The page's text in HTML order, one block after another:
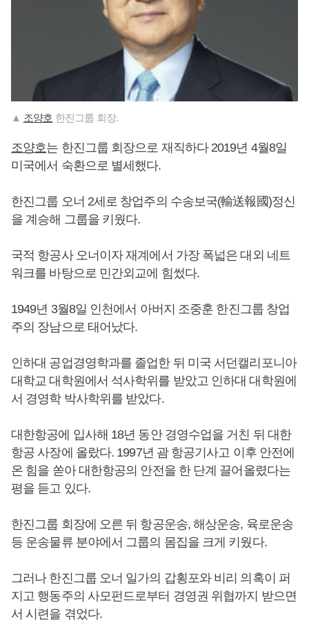
▲ 조양호 한진그룹 회장.
조양호는 한진그룹 회장으로 재직하다 2019년 4월8일
미국에서 숙환으로 별세했다.
한진그룹 오너 2세로 창업주의 수송보국(輸送報國)정신
을 계승해 그룹을 키웠다.
국적 항공사 오너이자 재계에서 가장 폭넓은 대외 네트
워크를 바탕으로 민간외교에 힘썼다.
1949년 3월8일 인천에서 아버지 조중훈 한진그룹 창업
주의 장남으로 태어났다.
인하대 공업경영학과를 졸업한 뒤 미국 서던캘리포니아
대학교 대학원에서 석사학위를 받았고 인하대 대학원에
서 경영학 박사학위를 받았다.
대한항공에 입사해 18년 동안 경영수업을 거친 뒤 대한
항공 사장에 올랐다. 1997년 괌 항공기사고 이후 안전에
온 힘을 쏟아 대한항공의 안전을 한 단계 끌어올렸다는
평을 듣고 있다.
한진그룹 회장에 오른 뒤 항공운송, 해상운송, 육로운송
등 운송물류 분야에서 그룹의 몸집을 크게 키웠다.
그러나 한진그룹 오너 일가의 갑횡포와 비리 의혹이 퍼
지고 행동주의 사모펀드로부터 경영권 위협까지 받으면
서 시련을 겪었다.